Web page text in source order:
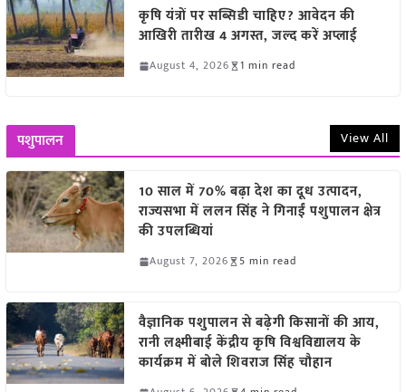
कृषि यंत्रों पर सब्सिडी चाहिए? आवेदन की
आखिरी तारीख 4 अगस्त, जल्द करें अप्लाई
August 4, 2026 1 min read
पशुपालन View All
10 साल में 70% बढ़ा देश का दूध उत्पादन,
राज्यसभा में ललन सिंह ने गिनाईं पशुपालन क्षेत्र
की उपलब्धियां
August 7, 2026 5 min read
वैज्ञानिक पशुपालन से बढ़ेगी किसानों की आय,
रानी लक्ष्मीबाई केंद्रीय कृषि विश्वविद्यालय के
कार्यक्रम में बोले शिवराज सिंह चौहान